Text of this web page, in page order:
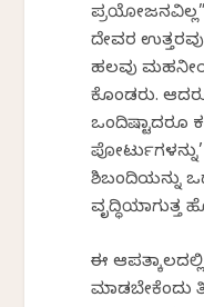
ದೇವರ ಉತ್ತರವು
ಹಲವು
ಕೊಂಡರು.
ಒಂದಿಷ್ಟಾದರೂ
ಶಿಬಂದಿಯನ್ನು
ವೃದ್ಧಿಯಾಗುತ್ತ
ಈ